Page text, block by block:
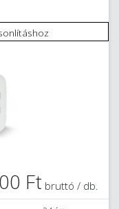
Ft bruttó / db.